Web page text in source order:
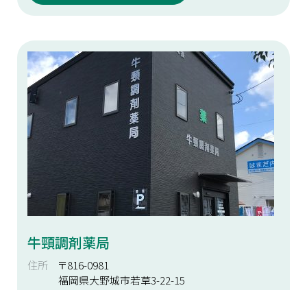
牛頸調剤薬局
住所
〒816-0981
福岡県大野城市若草3-22-15